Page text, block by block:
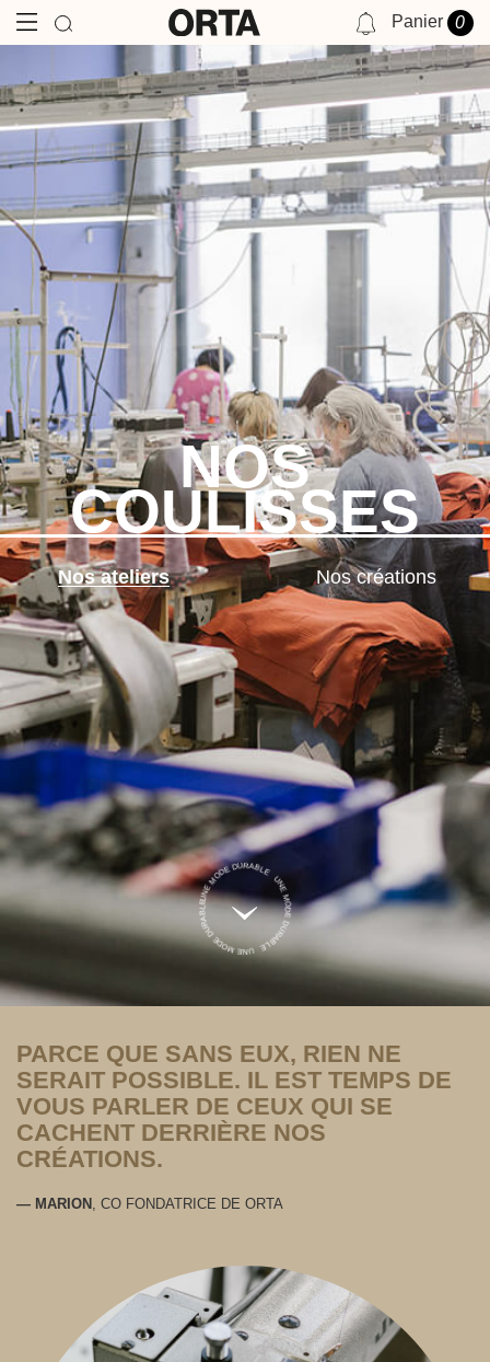
VOUS N'AVEZ AUCUNE NOTIFICATION POUR LE MOMENT.
Panier 0
NOS
COULISSES
Nos ateliers Nos créations
UNE MODE DURABLE UNE MODE DURABLE UNE MODE DURABLE
PARCE QUE SANS EUX, RIEN NE
SERAIT POSSIBLE. IL EST TEMPS DE
VOUS PARLER DE CEUX QUI SE
CACHENT DERRIÈRE NOS
CRÉATIONS.
― MARION , CO FONDATRICE DE ORTA